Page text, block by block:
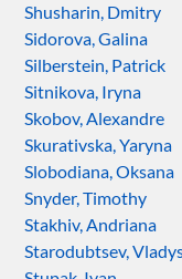
Shusharin, Dmitry
Sidorova, Galina
Silberstein, Patrick
Sitnikova, Iryna
Skobov, Alexandre
Skurativska, Yaryna
Slobodiana, Oksana
Snyder, Timothy
Stakhiv, Andriana
Starodubtsev,